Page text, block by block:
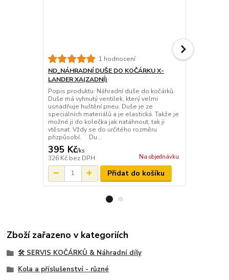
1 hodnocení
ND_NÁHRADNÍ DUŠE DO KOČÁRKU X-
LANDER XA(ZADNÍ)
Popis produktu: Náhradní duše do kočárků.
Duše má vyhnutý ventilek, který velmi
usnadňuje huštění pneu. Duše je ze
speciálních materiálů a je elastická. Takže je
možné ji do kolečka jak natáhnout, tak ji
vtěsnat. Vždy se do určitého rozměru
přizpůsobí. Du...
395 Kč/ks
326 Kč bez DPH Na objednávku
Přidat do košíku
ND_vložka
Zboží zařazeno v kategoriích
🛠️ SERVIS KOČÁRKŮ & Náhradní díly
Kola a příslušenství - různé